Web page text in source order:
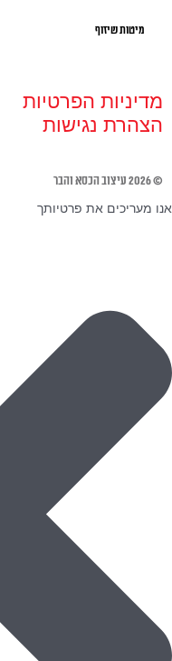
מיטות שיזוף
מדיניות הפרטיות
הצהרת נגישות
© 2026 עיצוב הכסא והבר
אנו מעריכים את פרטיותך